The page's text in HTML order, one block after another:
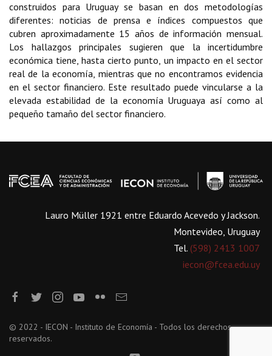
construidos para Uruguay se basan en dos metodologías
diferentes: noticias de prensa e índices compuestos que
cubren aproximadamente 15 años de información mensual.
Los hallazgos principales sugieren que la incertidumbre
económica tiene, hasta cierto punto, un impacto en el sector
real de la economía, mientras que no encontramos evidencia
en el sector financiero. Este resultado puede vincularse a la
elevada estabilidad de la economía Uruguaya así como al
pequeño tamaño del sector financiero.
Lauro Müller 1921 entre Eduardo Acevedo y Jackson.
Montevideo, Uruguay
Tel. (598) 2413 1007
iecon@fcea.edu.uy
© 2022 - IECON - Instituto de Economía - Todos los derechos
reservados.